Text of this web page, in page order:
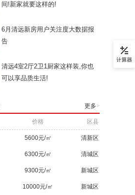
间!新家就要这样的!
6月清远新房用户关注度大数据报
告
清远4室2厅2卫1厨家这样装,你也
可以享品质生活!
更多>
价格 区县
5600元/㎡ 清新区
6300元/㎡ 清城区
9300元/㎡ 新城区
10000元/㎡ 新城区